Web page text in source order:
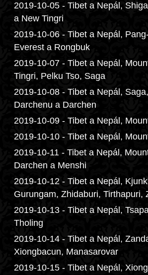
2019-10-05 - Tibet a Nepál,
a New Tingri
2019-10-06 - Tibet a Nepál,
Everest a Rongbuk
2019-10-07 - Tibet a Nepál,
Tingri, Pelku Tso, Saga
2019-10-08 - Tibet a Nepál,
Darchenu a Darchen
2019-10-09 - Tibet a Nepál,
2019-10-10 - Tibet a Nepál,
2019-10-11 - Tibet a Nepál,
Darchen a Menshi
2019-10-12 - Tibet a Nepál,
Gurungam, Zhidaburi, Tirthapuri,
2019-10-13 - Tibet a Nepál,
Tholing
2019-10-14 - Tibet a Nepál,
Xiongbacun, Manasarovar
2019-10-15 - Tibet a Nepál,